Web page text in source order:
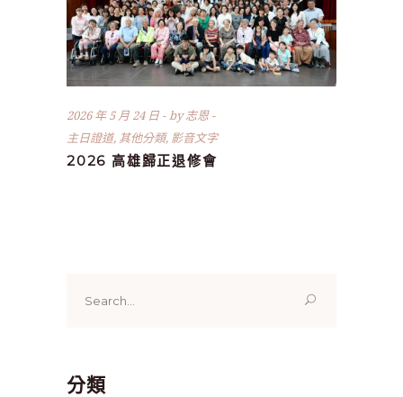
2026 年 5 月 24 日 by志恩
主日證道, 其他分類, 影音文字
2026 高雄歸正退修會
for:
分類